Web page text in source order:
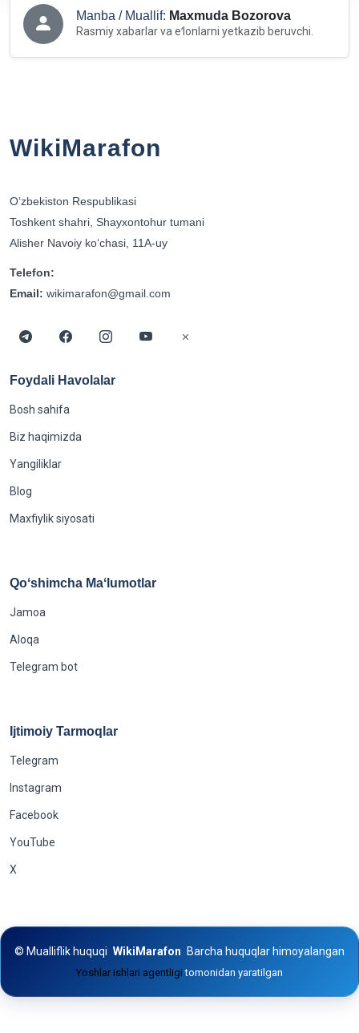
Manba / Muallif: Maxmuda Bozorova
Rasmiy xabarlar va eʻlonlarni yetkazib beruvchi.
WikiMarafon
Oʻzbekiston Respublikasi
Toshkent shahri, Shayxontohur tumani
Alisher Navoiy koʻchasi, 11A-uy
Telefon:
Email: wikimarafon@gmail.com
Foydali Havolalar
Bosh sahifa
Biz haqimizda
Yangiliklar
Blog
Maxfiylik siyosati
Qoʻshimcha Maʻlumotlar
Jamoa
Aloqa
Telegram bot
Ijtimoiy Tarmoqlar
Telegram
Instagram
Facebook
YouTube
X
© Mualliflik huquqi WikiMarafon Barcha huquqlar himoyalangan
Yoshlar ishlari agentligitomonidan yaratilgan